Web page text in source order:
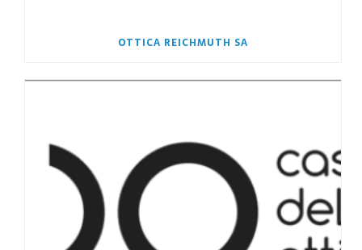
OTTICA REICHMUTH SA